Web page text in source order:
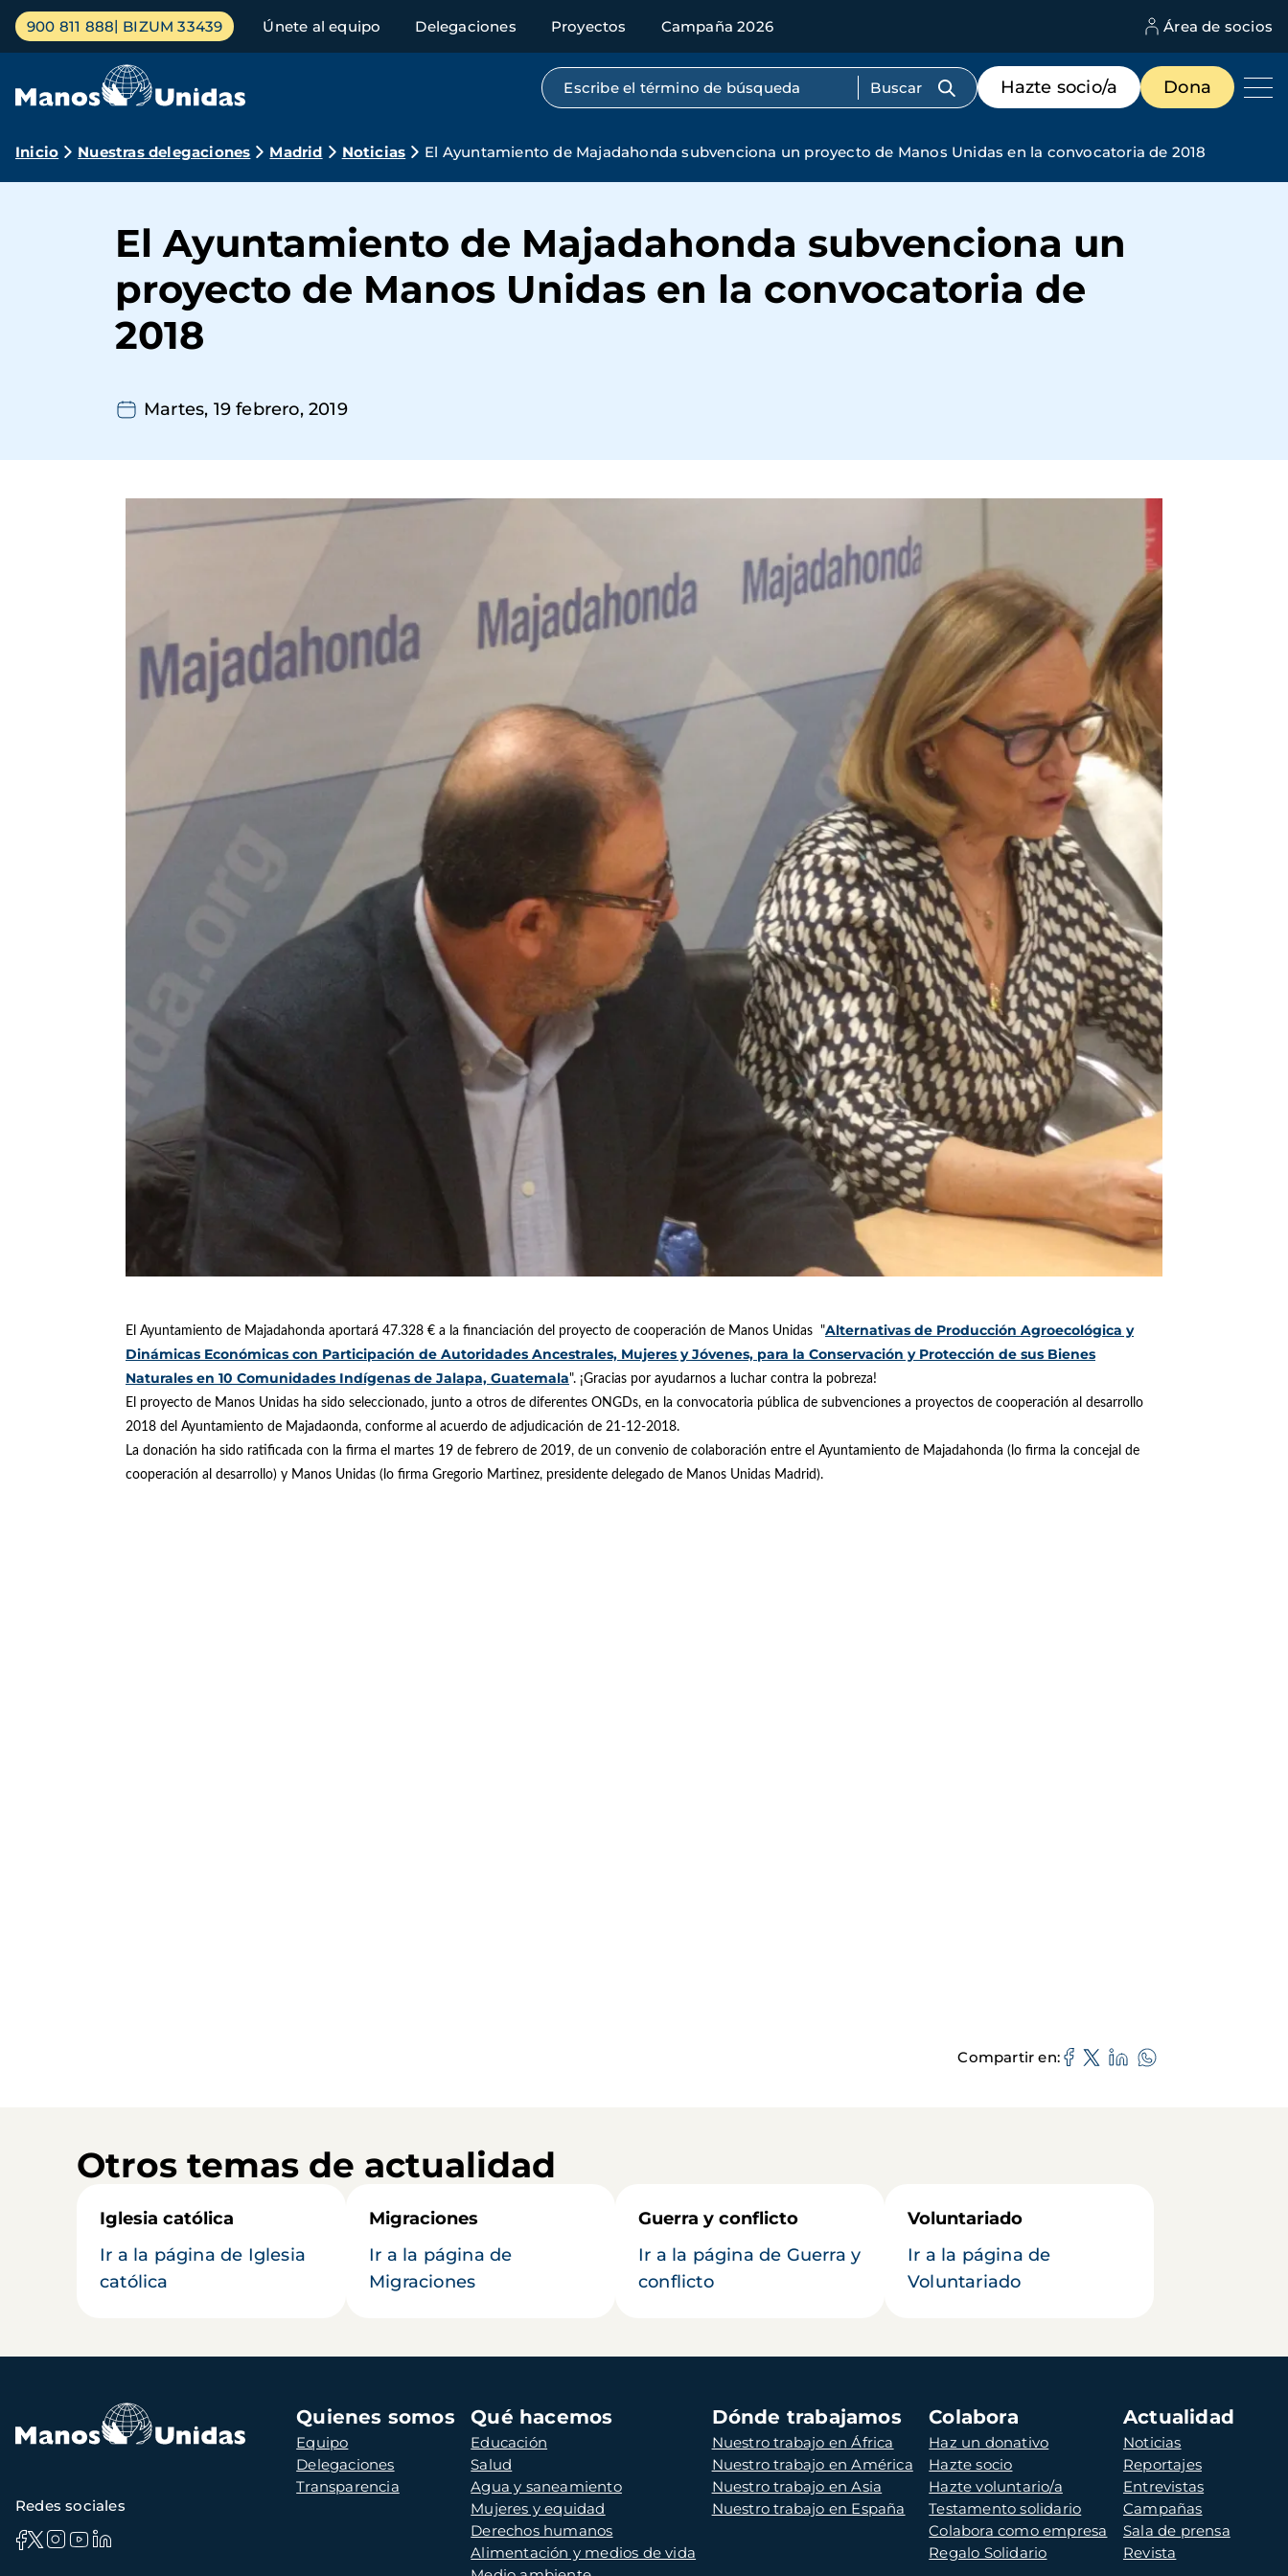
Pasar
contenido
Menú
principal
900 811 888 BIZUM 33439 Únete al equipo Delegaciones Proyectos Campaña 2026 Área de socios
Búsqueda por texto completo
Menú
de
destacados
Hazte socio/a Dona
Ruta
navegación
Inicio Nuestras delegaciones Madrid Noticias El Ayuntamiento de Majadahonda subvenciona un proyecto de Manos Unidas en la convocatoria de 2018
El Ayuntamiento de Majadahonda subvenciona un
proyecto de Manos Unidas en la convocatoria de
2018
Martes, 19 febrero, 2019
El Ayuntamiento de Majadahonda aportará 47.328 € a la financiación del proyecto de cooperación de Manos Unidas "Alternativas de Producción Agroecológica y
Dinámicas Económicas con Participación de Autoridades Ancestrales, Mujeres y Jóvenes, para la Conservación y Protección de sus Bienes
Naturales en 10 Comunidades Indígenas de Jalapa, Guatemala". ¡Gracias por ayudarnos a luchar contra la pobreza!
El proyecto de Manos Unidas ha sido seleccionado, junto a otros de diferentes ONGDs, en la convocatoria pública de subvenciones a proyectos de cooperación al desarrollo
2018 del Ayuntamiento de Majadaonda, conforme al acuerdo de adjudicación de 21-12-2018.
La donación ha sido ratificada con la firma el martes 19 de febrero de 2019, de un convenio de colaboración entre el Ayuntamiento de Majadahonda (lo firma la concejal de
cooperación al desarrollo) y Manos Unidas (lo firma Gregorio Martinez, presidente delegado de Manos Unidas Madrid).
Compartir en
Otros temas de actualidad
Iglesia católica
Ir a la página de Iglesia
católica
Migraciones
Ir a la página de
Migraciones
Guerra y conflicto
Ir a la página de Guerra y
conflicto
Voluntariado
Ir a la página de
Voluntariado
Navegación
principal
Quienes somos
Equipo
Delegaciones
Transparencia
Qué hacemos
Educación
Salud
Agua y saneamiento
Mujeres y equidad
Derechos humanos
Alimentación y medios de vida
Dónde trabajamos
Nuestro trabajo en África
Nuestro trabajo en América
Nuestro trabajo en Asia
Nuestro trabajo en España
Colabora
Haz un donativo
Hazte socio
Hazte voluntario/a
Testamento solidario
Colabora como empresa
Regalo Solidario
Actualidad
Noticias
Reportajes
Entrevistas
Campañas
Sala de prensa
Revista
Redes sociales